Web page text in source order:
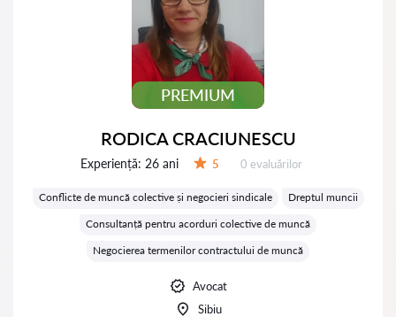
PREMIUM
RODICA CRACIUNESCU
Experiență: 26 ani 5 Evaluărilor:
0 evaluărilor
Conflicte de muncă colective și negocieri sindicale
Dreptul muncii
Consultanță pentru acorduri colective de muncă
Negocierea termenilor contractului de muncă
Avocat
Sibiu